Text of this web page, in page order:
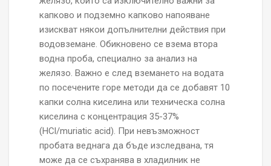
капково и подземно капково напояване
изискват някои допълнителни действия при
водовземане. Обикновено се взема втора
водна проба, специално за анализ на
желязо. Важно е след вземането на водата
по посечените горе методи да се добавят 10
капки солна киселина или техническа солна
киселина с концентрация 35-37%
(HCl/muriatic acid). При невъзможност
пробата веднага да бъде изследвана, тя
може да се съхранява в хладилник не